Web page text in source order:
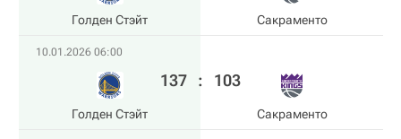
Голден Стэйт Сакраменто
10.01.2026 06:00
Голден Стэйт
137 : 103
Сакраменто